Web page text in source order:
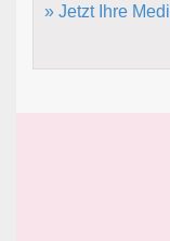
» Jetzt Ihre